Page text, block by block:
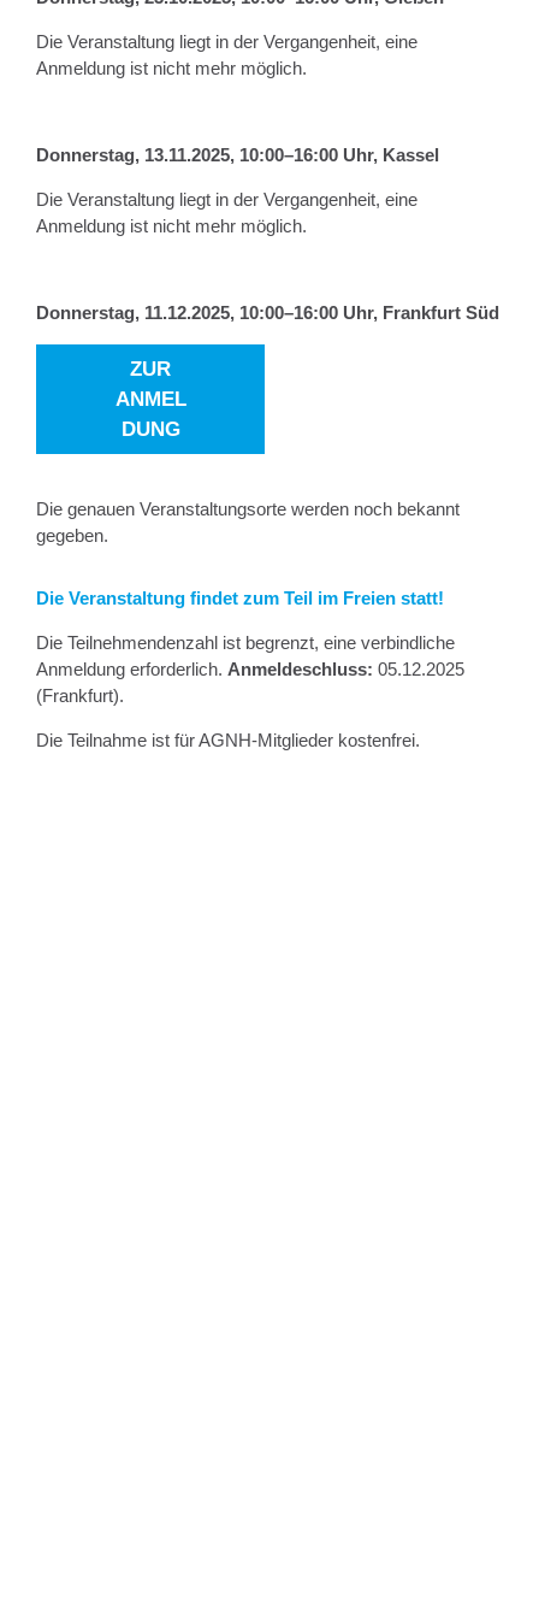
Die Veranstaltung liegt in der Vergangenheit, eine
Anmeldung ist nicht mehr möglich.
Donnerstag, 13.11.2025, 10:00–16:00 Uhr, Kassel
Die Veranstaltung liegt in der Vergangenheit, eine
Anmeldung ist nicht mehr möglich.
Donnerstag, 11.12.2025, 10:00–16:00 Uhr, Frankfurt Süd
ZUR
ANMEL
DUNG
Die genauen Veranstaltungsorte werden noch bekannt
gegeben.
Die Veranstaltung findet zum Teil im Freien statt!
Die Teilnehmendenzahl ist begrenzt, eine verbindliche
Anmeldung erforderlich. Anmeldeschluss: 05.12.2025
(Frankfurt).
Die Teilnahme ist für AGNH-Mitglieder kostenfrei.